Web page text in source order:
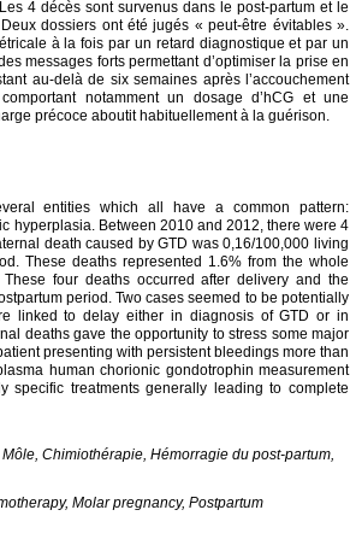
4 décès sont survenus dans le post-partum et le
dossiers ont été jugés « peut-être évitables ».
à la fois par un retard diagnostique et par un
messages forts permettant d’optimiser la prise en
au-delà de six semaines après l’accouchement
notamment un dosage d’hCG et une
précoce aboutit habituellement à la guérison.
entities which all have a common pattern:
hyperplasia. Between 2010 and 2012, there were 4
death caused by GTD was 0,16/100,000 living
These deaths represented 1.6% from the whole
four deaths occurred after delivery and the
period. Two cases seemed to be potentially
linked to delay either in diagnosis of GTD or in
deaths gave the opportunity to stress some major
presenting with persistent bleedings more than
human chorionic gondotrophin measurement
specific treatments generally leading to complete
Chimiothérapie, Hémorragie du post-partum,
Molar pregnancy, Postpartum